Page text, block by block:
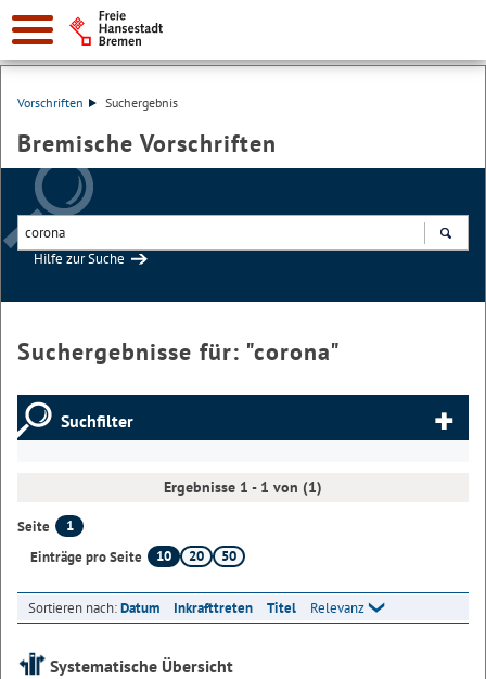
Vorschriften Suchergebnis
Bremische Vorschriften
Hilfe zur Suche
Suchergebnisse für: "corona"
Suchfilter
Ergebnisse 1 - 1 von (1)
Seite
1
Einträge pro Seite
10 20 50
Sortieren nach:Datum Inkrafttreten Titel Relevanz
Systematische Übersicht